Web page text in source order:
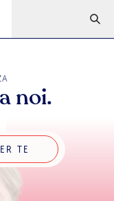
noi.
PER TE
TE